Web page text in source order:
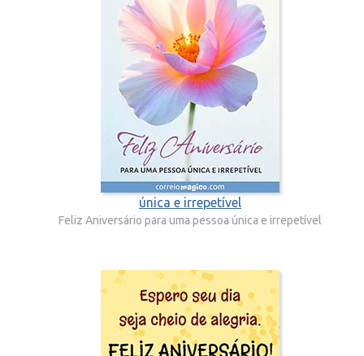
única e irrepetível
Feliz Aniversário para uma pessoa única e irrepetível